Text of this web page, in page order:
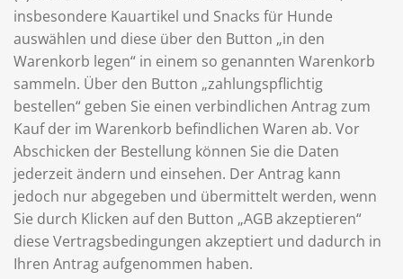
insbesondere Kauartikel und Snacks für Hunde
auswählen und diese über den Button „in den
Warenkorb legen“ in einem so genannten Warenkorb
sammeln. Über den Button „zahlungspflichtig
bestellen“ geben Sie einen verbindlichen Antrag zum
Kauf der im Warenkorb befindlichen Waren ab. Vor
Abschicken der Bestellung können Sie die Daten
jederzeit ändern und einsehen. Der Antrag kann
jedoch nur abgegeben und übermittelt werden, wenn
Sie durch Klicken auf den Button „AGB akzeptieren“
diese Vertragsbedingungen akzeptiert und dadurch in
Ihren Antrag aufgenommen haben.